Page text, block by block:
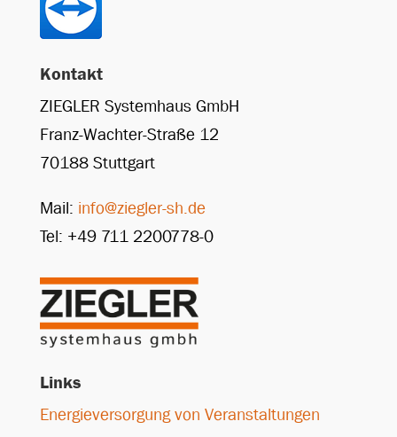
Kontakt
ZIEGLER Systemhaus GmbH
Franz-Wachter-Straße 12
70188 Stuttgart
Mail: info@ziegler-sh.de
Tel: +49 711 2200778-0
Links
Energieversorgung von Veranstaltungen